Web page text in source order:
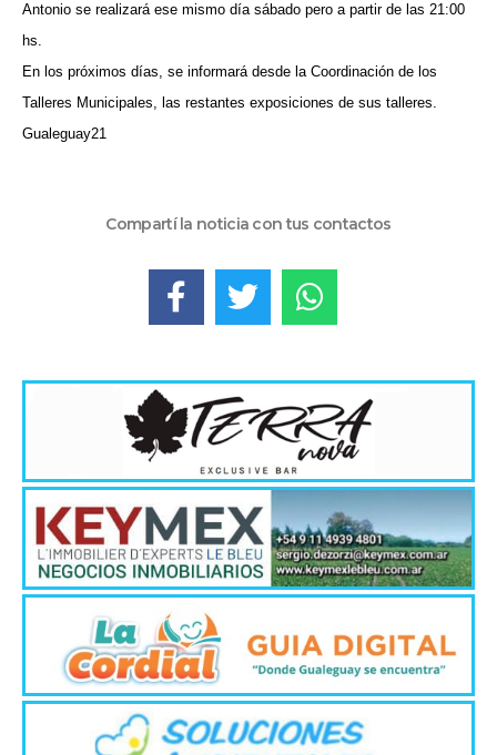
Antonio se realizará ese mismo día sábado pero a partir de las 21:00
hs.
En los próximos días, se informará desde la Coordinación de los
Talleres Municipales, las restantes exposiciones de sus talleres.
Gualeguay21
Compartí la noticia con tus contactos